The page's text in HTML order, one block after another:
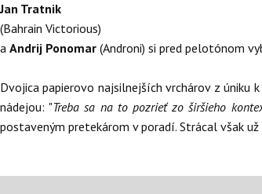
Jan Tratnik
(Bahrain Victorious)
a Andrij Ponomar (Androni) si pred pelotónom
Dvojica papierovo najsilnejších vrchárov z úniku
nádejou: "Treba sa na to pozrieť zo širšieho
postaveným pretekárom v poradí. Strácal však